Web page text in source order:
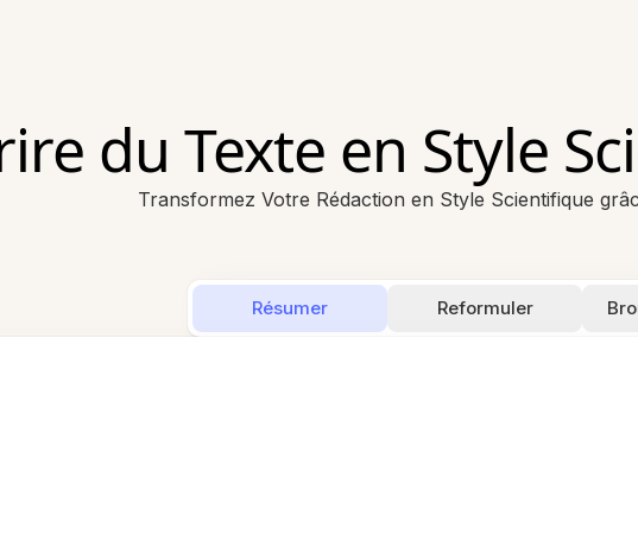
du Texte en Style
Transformez Votre Rédaction en Style Scientifique
Résumer Reformuler